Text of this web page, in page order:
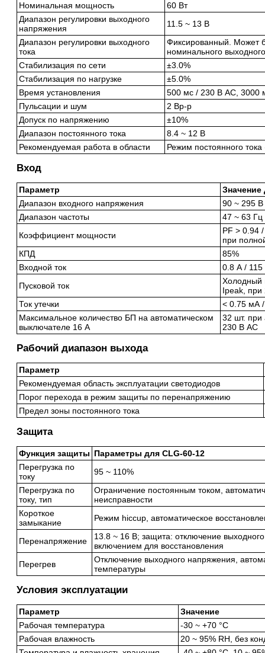
Номинальная мощность
60 Вт
Диапазон регулировки выходного
напряжения
11.5 ~ 13 В
Диапазон регулировки выходного
тока
Фиксированный. Может
номинального
Стабилизация по сети
±3.0%
Стабилизация по нагрузке
±5.0%
Время установления
500 мс / 230 В AC, 3000
Пульсации и шум
2 Вp-p
Допуск по напряжению
±10%
Диапазон постоянного тока
8.4 ~ 12 В
Рекомендуемая работа в области
Режим постоянного
Вход
Параметр
Значение
Диапазон входного напряжения
90 ~ 295
Диапазон частоты
47 ~ 63 Гц
Коэффициент мощности
PF > 0.94
при
КПД
85%
Входной ток
0.8 А /
Пусковой ток
Холодный
Ipeak, при
Ток утечки
< 0.75 мА
Максимальное количество БП на автоматическом
выключателе 16 А
32 шт. при
230 В AC
Рабочий диапазон выхода
Параметр
Рекомендуемая область эксплуатации светодиодов
Порог перехода в режим защиты по перенапряжению
Предел зоны постоянного тока
Защита
Функция защиты Параметры для CLG-60-12
Перегрузка по
току
95 ~ 110%
Перегрузка по
току, тип
Ограничение постоянным током,
неисправности
Короткое
замыкание
Режим hiccup, автоматическое
Перенапряжение
13.8 ~ 16 В; защита: отключение
включением для восстановления
Перегрев
Отключение выходного напряжения,
температуры
Условия эксплуатации
Параметр
Значение
Рабочая температура
-30 ~ +70 °C
Рабочая влажность
20 ~ 95% RH, без